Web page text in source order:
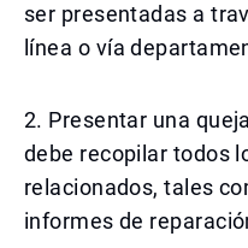
ser presentadas a
línea o vía
2. Presentar una
debe recopilar todos
relacionados, tales
informes de